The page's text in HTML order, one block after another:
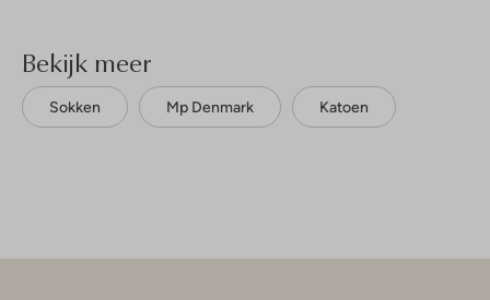
Bekijk meer
Sokken Mp Denmark Katoen